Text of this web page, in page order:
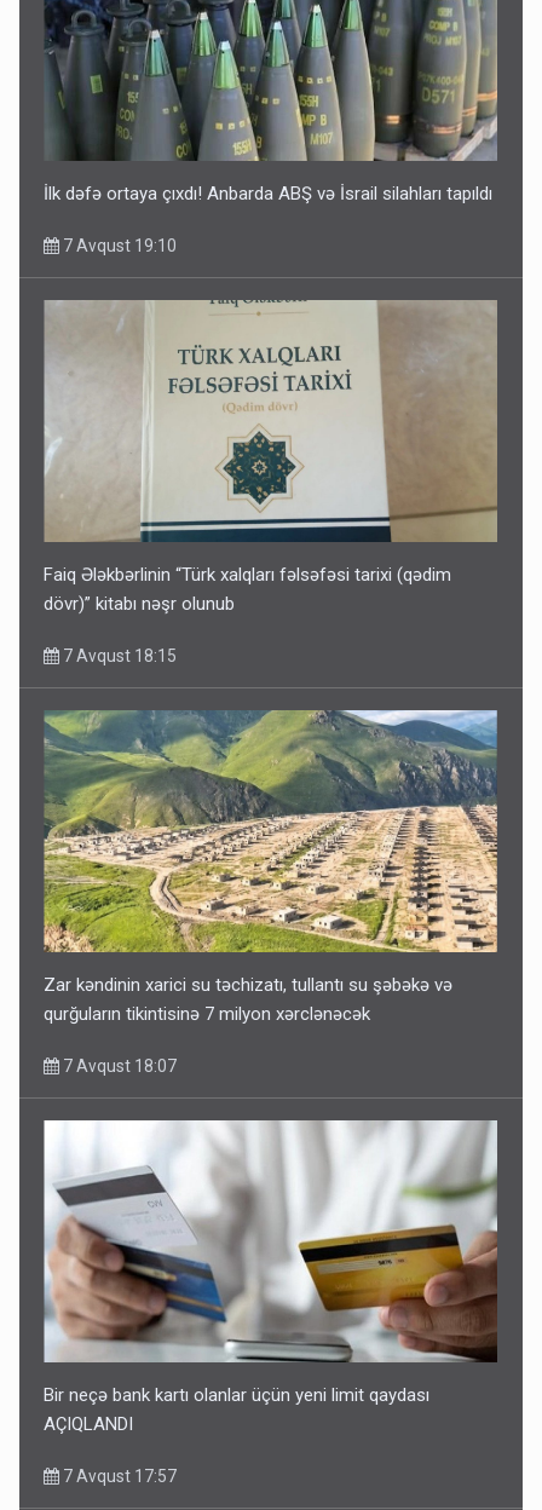
İlk dəfə ortaya çıxdı! Anbarda ABŞ və İsrail silahları tapıldı
7 Avqust 19:10
Faiq Ələkbərlinin “Türk xalqları fəlsəfəsi tarixi (qədim
dövr)” kitabı nəşr olunub
7 Avqust 18:15
Zar kəndinin xarici su təchizatı, tullantı su şəbəkə və
qurğuların tikintisinə 7 milyon xərclənəcək
7 Avqust 18:07
Bir neçə bank kartı olanlar üçün yeni limit qaydası
AÇIQLANDI
7 Avqust 17:57